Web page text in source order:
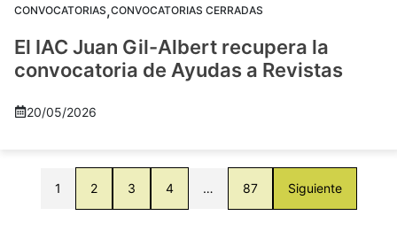
CONVOCATORIAS,CONVOCATORIAS CERRADAS
El IAC Juan Gil-Albert recupera la
convocatoria de Ayudas a Revistas
20/05/2026
1 2 3 4 … 87 Siguiente